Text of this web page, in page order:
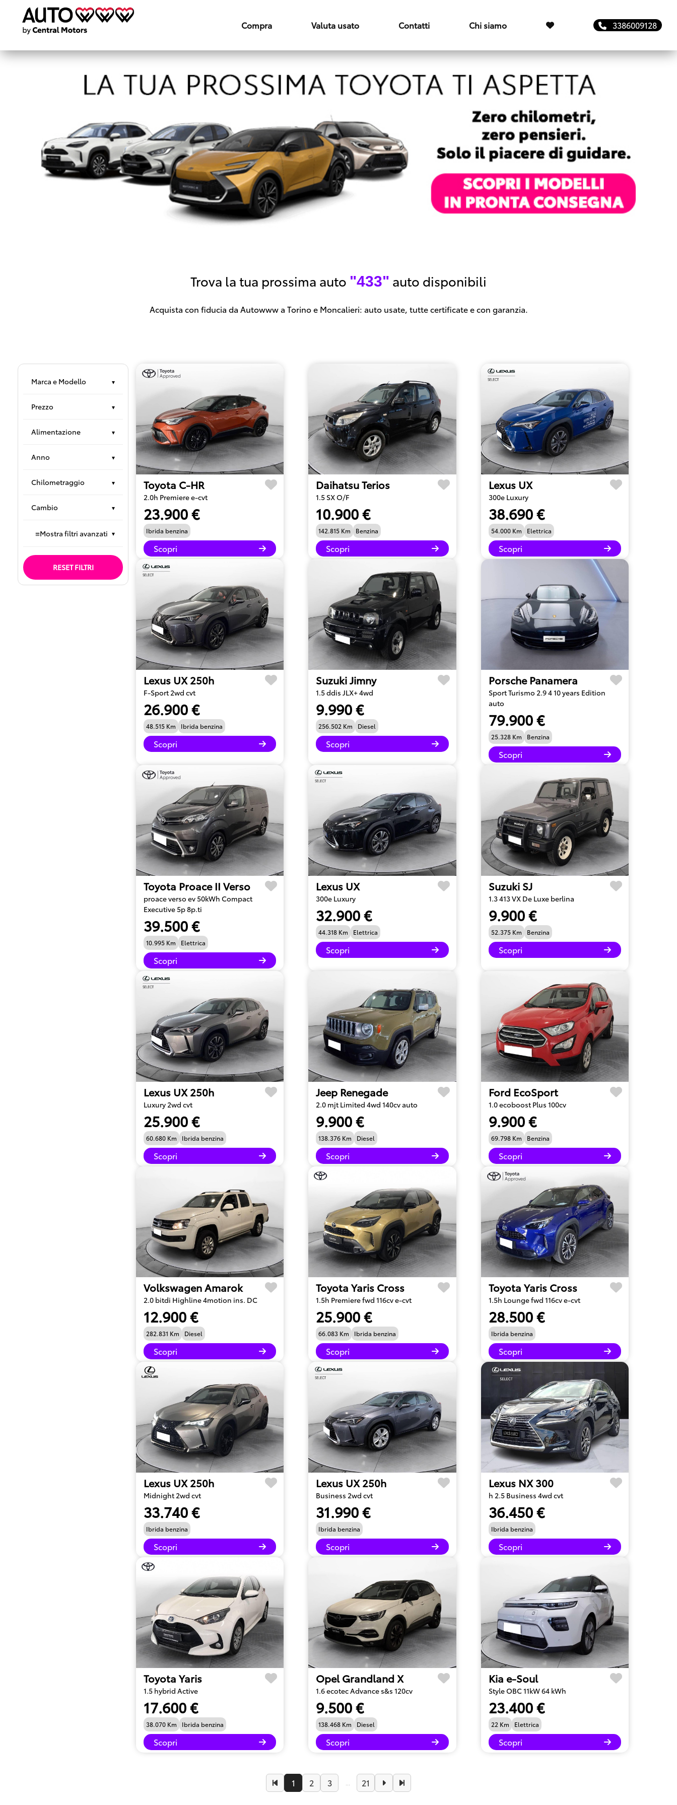
Compra Valuta usato Contatti Chi siamo 3386009128
Trova la tua prossima auto "433" auto disponibili
Acquista con fiducia da Autowww a Torino e Moncalieri: auto usate, tutte certificate e con garanzia.
Marca e Modello ▾
Prezzo ▾
Alimentazione ▾
Anno ▾
Chilometraggio ▾
Cambio ▾
≡Mostra filtri avanzati ▾
RESET FILTRI
Toyota C-HR
2.0h Premiere e-cvt
23.900 €
Ibrida benzina
Scopri
Daihatsu Terios
1.5 SX O/F
10.900 €
142.815 Km Benzina
Scopri
Lexus UX
300e Luxury
38.690 €
54.000 Km Elettrica
Scopri
Lexus UX 250h
F-Sport 2wd cvt
26.900 €
48.515 Km Ibrida benzina
Scopri
Suzuki Jimny
1.5 ddis JLX+ 4wd
9.990 €
256.502 Km Diesel
Scopri
Porsche Panamera
Sport Turismo 2.9 4 10 years Edition
auto
79.900 €
25.328 Km Benzina
Scopri
Toyota Proace II Verso
proace verso ev 50kWh Compact
Executive 5p 8p.ti
39.500 €
10.995 Km Elettrica
Scopri
Lexus UX
300e Luxury
32.900 €
44.318 Km Elettrica
Scopri
Suzuki SJ
1.3 413 VX De Luxe berlina
9.900 €
52.375 Km Benzina
Scopri
Lexus UX 250h
Luxury 2wd cvt
25.900 €
60.680 Km Ibrida benzina
Scopri
Jeep Renegade
2.0 mjt Limited 4wd 140cv auto
9.900 €
138.376 Km Diesel
Scopri
Ford EcoSport
1.0 ecoboost Plus 100cv
9.900 €
69.798 Km Benzina
Scopri
Volkswagen Amarok
2.0 bitdi Highline 4motion ins. DC
12.900 €
282.831 Km Diesel
Scopri
Toyota Yaris Cross
1.5h Premiere fwd 116cv e-cvt
25.900 €
66.083 Km Ibrida benzina
Scopri
Toyota Yaris Cross
1.5h Lounge fwd 116cv e-cvt
28.500 €
Ibrida benzina
Scopri
Lexus UX 250h
Midnight 2wd cvt
33.740 €
Ibrida benzina
Scopri
Lexus UX 250h
Business 2wd cvt
31.990 €
Ibrida benzina
Scopri
Lexus NX 300
h 2.5 Business 4wd cvt
36.450 €
Ibrida benzina
Scopri
Toyota Yaris
1.5 hybrid Active
17.600 €
38.070 Km Ibrida benzina
Scopri
Opel Grandland X
1.6 ecotec Advance s&s 120cv
9.500 €
138.468 Km Diesel
Scopri
Kia e-Soul
Style OBC 11kW 64 kWh
23.400 €
22 Km Elettrica
Scopri
1 2 3 21